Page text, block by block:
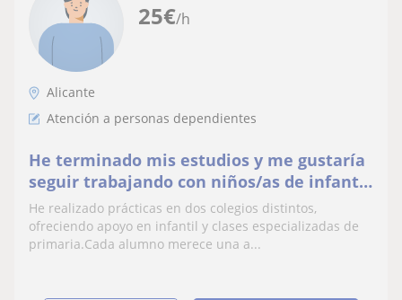
25€/h
Alicante
Atención a personas dependientes
He terminado mis estudios y me gustaría
seguir trabajando con niños/as de infantil
o primatia, soy una persona organizada
He realizado prácticas en dos colegios distintos,
ofreciendo apoyo en infantil y clases especializadas de
primaria.Cada alumno merece una a...